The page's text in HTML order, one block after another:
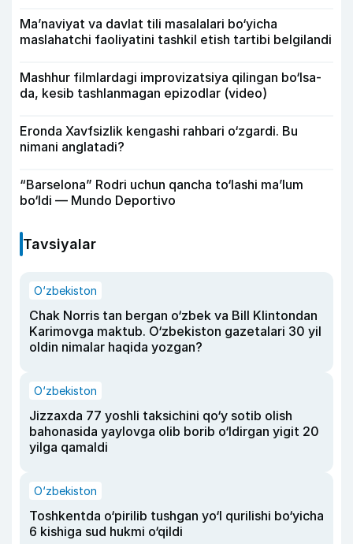
Ma’naviyat va davlat tili masalalari bo‘yicha
maslahatchi faoliyatini tashkil etish tartibi belgilandi
Mashhur filmlardagi improvizatsiya qilingan bo‘lsa-
da, kesib tashlanmagan epizodlar (video)
Eronda Xavfsizlik kengashi rahbari o‘zgardi. Bu
nimani anglatadi?
“Barselona” Rodri uchun qancha to‘lashi ma’lum
bo‘ldi — Mundo Deportivo
Tavsiyalar
O‘zbekiston
Chak Norris tan bergan o‘zbek va Bill Klintondan
Karimovga maktub. O‘zbekiston gazetalari 30 yil
oldin nimalar haqida yozgan?
O‘zbekiston
Jizzaxda 77 yoshli taksichini qo‘y sotib olish
bahonasida yaylovga olib borib o‘ldirgan yigit 20
yilga qamaldi
O‘zbekiston
Toshkentda o‘pirilib tushgan yo‘l qurilishi bo‘yicha
6 kishiga sud hukmi o‘qildi